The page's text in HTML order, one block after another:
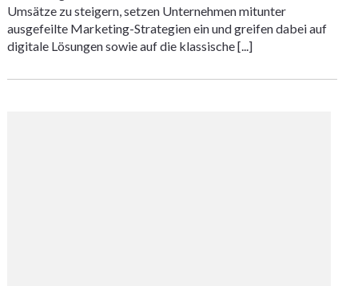
Umsätze zu steigern, setzen Unternehmen mitunter
ausgefeilte Marketing-Strategien ein und greifen dabei auf
digitale Lösungen sowie auf die klassische [...]